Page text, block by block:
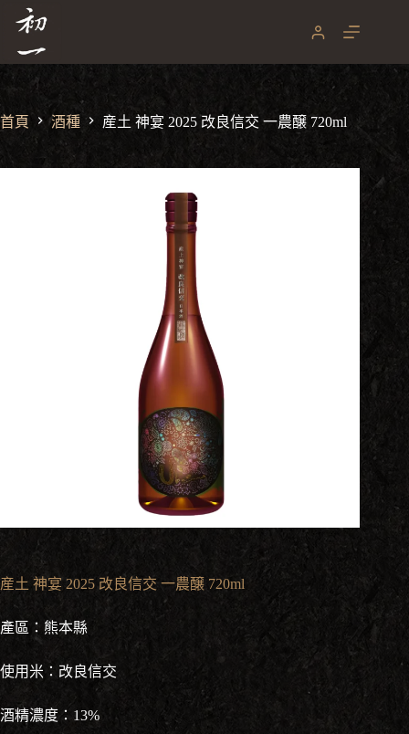
要
容
首頁 酒種 産土 神宴 2025 改良信交 一農醸 720ml
産土 神宴 2025 改良信交 一農醸 720ml
產區：熊本縣
使用米：改良信交
酒精濃度：13%